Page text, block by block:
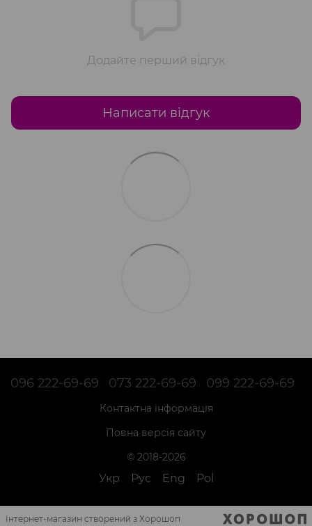
Додайте перший відгук
Написати відгук
096 222-69-69 073 222-69-69 099 222-69-69
Контактна інформація
Повна версія сайту
© 2018-2026
Укр Рус Eng Pol
Інтернет-магазин створений з Хорошоп